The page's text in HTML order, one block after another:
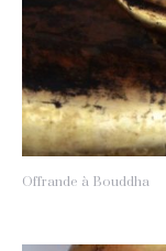
Offrande à Bouddha